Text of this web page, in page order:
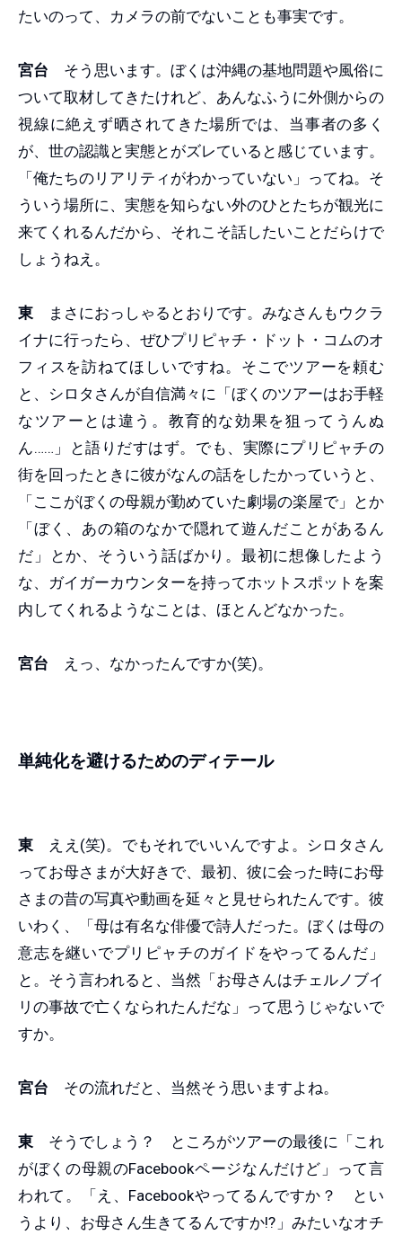
たいのって、カメラの前でないことも事実です。
宮台 そう思います。ぼくは沖縄の基地問題や風俗に
ついて取材してきたけれど、あんなふうに外側からの
視線に絶えず晒されてきた場所では、当事者の多く
が、世の認識と実態とがズレていると感じています。
「俺たちのリアリティがわかっていない」ってね。そ
ういう場所に、実態を知らない外のひとたちが観光に
来てくれるんだから、それこそ話したいことだらけで
しょうねえ。
東 まさにおっしゃるとおりです。みなさんもウクラ
イナに行ったら、ぜひプリピャチ・ドット・コムのオ
フィスを訪ねてほしいですね。そこでツアーを頼む
と、シロタさんが自信満々に「ぼくのツアーはお手軽
なツアーとは違う。教育的な効果を狙ってうんぬ
ん……」と語りだすはず。でも、実際にプリピャチの
街を回ったときに彼がなんの話をしたかっていうと、
「ここがぼくの母親が勤めていた劇場の楽屋で」とか
「ぼく、あの箱のなかで隠れて遊んだことがあるん
だ」とか、そういう話ばかり。最初に想像したよう
な、ガイガーカウンターを持ってホットスポットを案
内してくれるようなことは、ほとんどなかった。
宮台 えっ、なかったんですか(笑)。
単純化を避けるためのディテール
東 ええ(笑)。でもそれでいいんですよ。シロタさん
ってお母さまが大好きで、最初、彼に会った時にお母
さまの昔の写真や動画を延々と見せられたんです。彼
いわく、「母は有名な俳優で詩人だった。ぼくは母の
意志を継いでプリピャチのガイドをやってるんだ」
と。そう言われると、当然「お母さんはチェルノブイ
リの事故で亡くなられたんだな」って思うじゃないで
すか。
宮台 その流れだと、当然そう思いますよね。
東 そうでしょう？ ところがツアーの最後に「これ
がぼくの母親のFacebookページなんだけど」って言
われて。「え、Facebookやってるんですか？ とい
うより、お母さん生きてるんですか!?」みたいなオチ